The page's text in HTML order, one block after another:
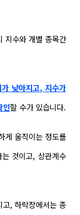
지수와 개별 종목간
낮아지고, 지수가
인할 수가 있습니다.
게 움직이는 정도를
것이고, 상관계수
, 하락장에서는 종